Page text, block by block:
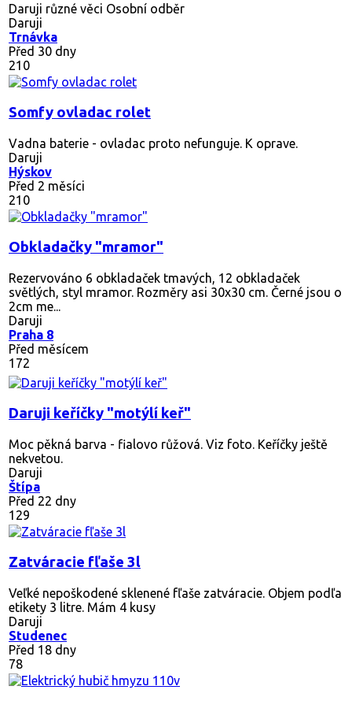
Daruji různé věci Osobní odběr
Daruji
Trnávka
Před 30 dny
210
Somfy ovladac rolet
Vadna baterie - ovladac proto nefunguje. K oprave.
Daruji
Hýskov
Před 2 měsíci
210
Obkladačky "mramor"
Rezervováno 6 obkladaček tmavých, 12 obkladaček
světlých, styl mramor. Rozměry asi 30x30 cm. Černé jsou o
2cm me...
Daruji
Praha 8
Před měsícem
172
Daruji keříčky "motýlí keř"
Moc pěkná barva - fialovo růžová. Viz foto. Keříčky ještě
nekvetou.
Daruji
Štípa
Před 22 dny
129
Zatváracie fľaše 3l
Veľké nepoškodené sklenené fľaše zatváracie. Objem podľa
etikety 3 litre. Mám 4 kusy
Daruji
Studenec
Před 18 dny
78